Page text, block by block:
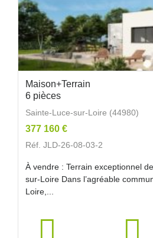
Maison+Terrain
6 pièces
Sainte-Luce-sur-Loire (44980)
377 160 €
Réf. JLD-26-08-03-2
À vendre : Terrain exceptionnel
sur-Loire Dans l’agréable
Loire,...